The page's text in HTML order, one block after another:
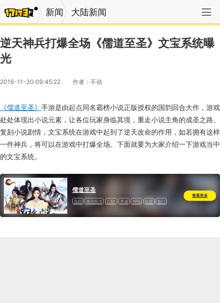
新闻 大陆新闻
逆天神兵打爆全场《儒道至圣》文宝系统曝
光
2016-11-30 09:45:22 作者：不动
《儒道至圣》 手游是由起点同名霸榜小说正版授权的国韵回合大作，游戏
处处体现出小说元素，让各位玩家身临其境，重走小说主角的成圣之路。
复刻小说剧情，文宝系统在游戏中起到了逆天改命的作用，如若拥有这样
一件神兵，将可以在游戏中打爆全场。下面就要为大家介绍一下游戏当中
的文宝系统。
儒道至圣
玄幻 角色扮演 2.5D 养成 RPG 社交
热门
查看更多